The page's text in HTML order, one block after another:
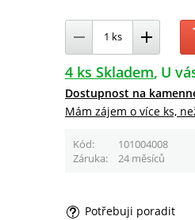
4 ks Skladem U
Dostupnost na
Mám zájem o více ks,
Kód 101004008
Záruka
24 měsíců
Potřebuji poradit